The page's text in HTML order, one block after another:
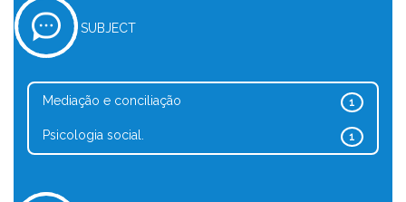
SUBJECT
1
Mediação e conciliação
1
Psicologia social.